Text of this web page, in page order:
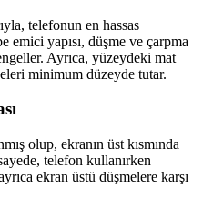
telefonun en hassas
emici yapısı, düşme ve çarpma
Ayrıca, yüzeydeki mat
minimum düzeyde tutar.
olup, ekranın üst kısmında
telefon kullanırken
ekran üstü düşmelere karşı